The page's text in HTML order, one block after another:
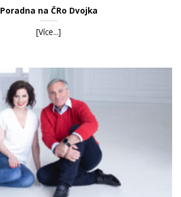
Poradna na ČRo Dvojka
[Více...]